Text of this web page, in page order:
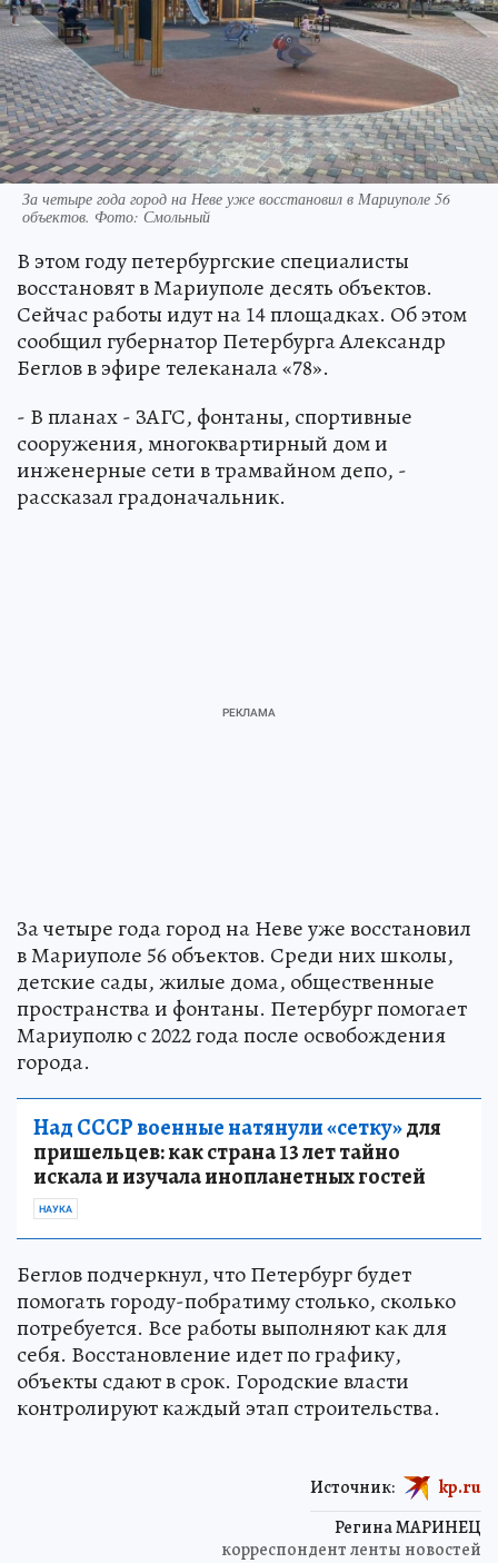
За четыре года город на Неве уже восстановил в Мариуполе 56
объектов. Фото: Смольный
В этом году петербургские специалисты
восстановят в Мариуполе десять объектов.
Сейчас работы идут на 14 площадках. Об этом
сообщил губернатор Петербурга Александр
Беглов в эфире телеканала «78».
- В планах - ЗАГС, фонтаны, спортивные
сооружения, многоквартирный дом и
инженерные сети в трамвайном депо, -
рассказал градоначальник.
За четыре года город на Неве уже восстановил
в Мариуполе 56 объектов. Среди них школы,
детские сады, жилые дома, общественные
пространства и фонтаны. Петербург помогает
Мариуполю с 2022 года после освобождения
города.
Над СССР военные натянули «сетку»для
пришельцев: как страна 13 лет тайно
искала и изучала инопланетных гостей
НАУКА
Беглов подчеркнул, что Петербург будет
помогать городу-побратиму столько, сколько
потребуется. Все работы выполняют как для
себя. Восстановление идет по графику,
объекты сдают в срок. Городские власти
контролируют каждый этап строительства.
Регина МАРИНЕЦ
корреспондент ленты новостей
Источник: kp.ru